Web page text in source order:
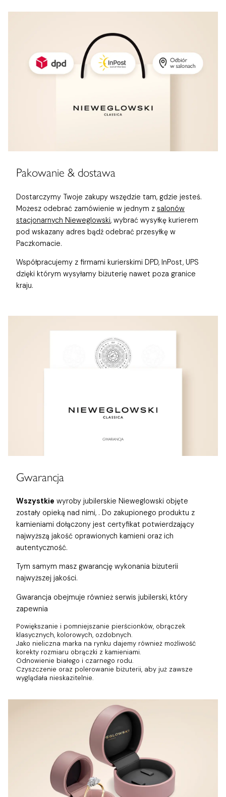
Pakowanie & dostawa
Dostarczymy Twoje zakupy wszędzie tam, gdzie jesteś.
Możesz odebrać zamówienie w jednym z salonów
stacjonarnych Nieweglowski, wybrać wysyłkę kurierem
pod wskazany adres bądź odebrać przesyłkę w
Paczkomacie.
Współpracujemy z firmami kurierskimi DPD, InPost, UPS
dzięki którym wysyłamy biżuterię nawet poza granice
kraju.
Gwarancja
Wszystkie wyroby jubilerskie Nieweglowski objęte
zostały opieką nad nimi, . Do zakupionego produktu z
kamieniami dołączony jest certyfikat potwierdzający
najwyższą jakość oprawionych kamieni oraz ich
autentyczność.
Tym samym masz gwarancję wykonania biżuterii
najwyższej jakości.
Gwarancja obejmuje również serwis jubilerski, który
zapewnia
Powiększanie i pomniejszanie pierścionków, obrączek
klasycznych, kolorowych, ozdobnych.
Jako nieliczna marka na rynku dajemy również możliwość
korekty rozmiaru obrączki z kamieniami.
Odnowienie białego i czarnego rodu.
Czyszczenie oraz polerowanie biżuterii, aby już zawsze
wyglądała nieskazitelnie.